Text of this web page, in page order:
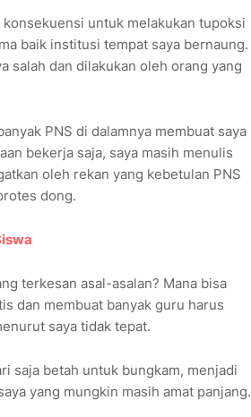
untuk melakukan tupoksi
baik institusi tempat saya bernaung.
salah dan dilakukan oleh orang yang
PNS di dalamnya membuat saya
bekerja saja, saya masih menulis
oleh rekan yang kebetulan PNS
dong.
terkesan asal-asalan? Mana bisa
dan membuat banyak guru harus
saya tidak tepat.
saja betah untuk bungkam, menjadi
yang mungkin masih amat panjang.